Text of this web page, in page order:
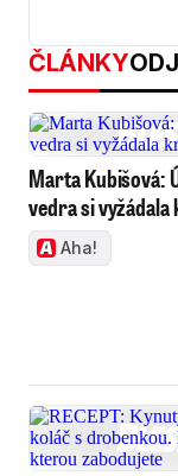
ČLÁNKY
Marta Kubišová:
vedra si
Aha!